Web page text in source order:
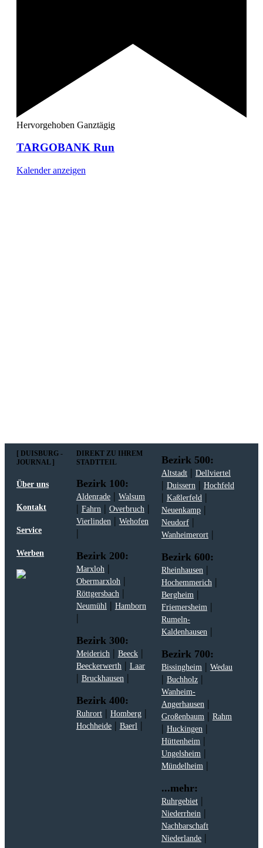
Hervorgehoben Ganztägig
TARGOBANK Run
Kalender anzeigen
[ DUISBURG -
JOURNAL ]
Über uns
Kontakt
Service
Werben
DIREKT ZU IHREM
STADTTEIL
Bezirk 100:
Aldenrade| Walsum
| Fahrn | Overbruch |
Vierlinden | Wehofen
|
Bezirk 200:
Marxloh |
Obermarxloh |
Röttgersbach |
Neumühl | Hamborn
|
Bezirk 300:
Meiderich | Beeck|
Beeckerwerth | Laar
| Bruckhausen |
Bezirk 400:
Ruhrort| Homberg|
Hochheide| Baerl |
Bezirk 500:
Altstadt| Dellviertel
| Duissern | Hochfeld
| Kaßlerfeld |
Neuenkamp|
Neudorf|
Wanheimerort|
Bezirk 600:
Rheinhausen |
Hochemmerich |
Bergheim |
Friemersheim |
Rumeln-
Kaldenhausen |
Bezirk 700:
Bissingheim | Wedau
| Buchholz|
Wanheim-
Angerhausen |
Großenbaum | Rahm
| Huckingen |
Hüttenheim |
Ungelsheim |
Mündelheim |
...mehr:
Ruhrgebiet|
Niederrhein |
Nachbarschaft
Niederlande|